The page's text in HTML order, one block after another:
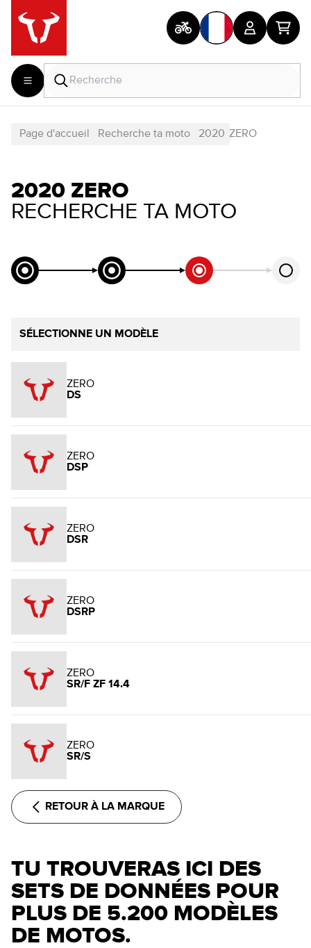
Page d'accueil Recherche ta moto 2020 ZERO
2020 ZERO
RECHERCHE TA MOTO
SÉLECTIONNE UN MODÈLE
ZERO
DS
ZERO
DSP
ZERO
DSR
ZERO
DSRP
ZERO
SR/F ZF 14.4
ZERO
SR/S
RETOUR À LA MARQUE
TU TROUVERAS ICI DES
SETS DE DONNÉES POUR
PLUS DE 5.200 MODÈLES
DE MOTOS.